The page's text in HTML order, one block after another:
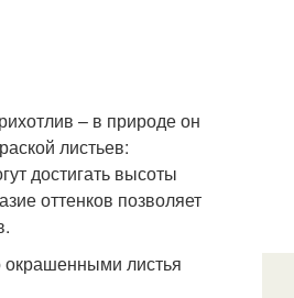
– в природе он
листьев:
достигать высоты
оттенков позволяет
окрашенными листья